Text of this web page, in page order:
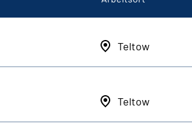
Teltow
Teltow